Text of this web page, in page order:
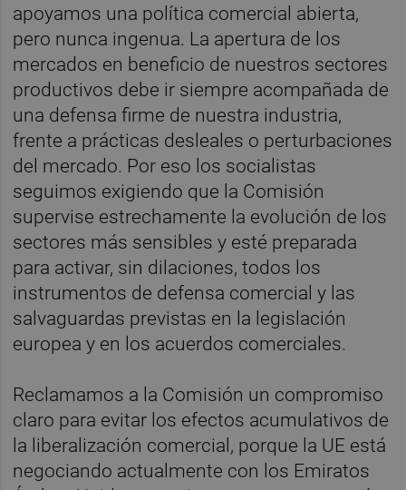
apoyamos una política comercial abierta,
pero nunca ingenua. La apertura de los
mercados en beneficio de nuestros sectores
productivos debe ir siempre acompañada de
una defensa firme de nuestra industria,
frente a prácticas desleales o perturbaciones
del mercado. Por eso los socialistas
seguimos exigiendo que la Comisión
supervise estrechamente la evolución de los
sectores más sensibles y esté preparada
para activar, sin dilaciones, todos los
instrumentos de defensa comercial y las
salvaguardas previstas en la legislación
europea y en los acuerdos comerciales.
Reclamamos a la Comisión un compromiso
claro para evitar los efectos acumulativos de
la liberalización comercial, porque la UE está
negociando actualmente con los Emiratos